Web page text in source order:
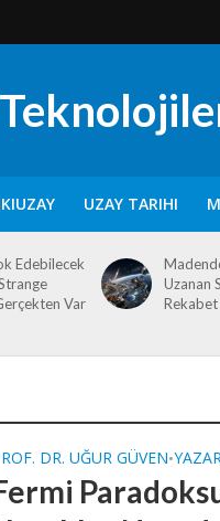
UZAY TARIHI
Edebilecek
Var
Uzanan
Rekabet
DR. UĞUR GÜVEN•